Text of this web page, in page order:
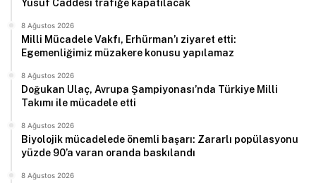
Yusuf Caddesi trafiğe kapatılacak
8 Ağustos 2026
Milli Mücadele Vakfı, Erhürman’ı ziyaret etti:
Egemenliğimiz müzakere konusu yapılamaz
8 Ağustos 2026
Doğukan Ulaç, Avrupa Şampiyonası’nda Türkiye Milli
Takımı ile mücadele etti
8 Ağustos 2026
Biyolojik mücadelede önemli başarı: Zararlı popülasyonu
yüzde 90’a varan oranda baskılandı
8 Ağustos 2026